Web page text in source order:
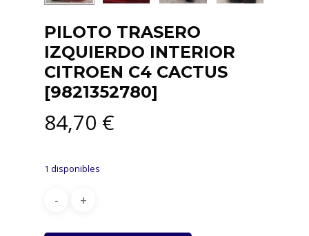
PILOTO TRASERO
IZQUIERDO INTERIOR
CITROEN C4 CACTUS
[9821352780]
84,70 €
1 disponibles